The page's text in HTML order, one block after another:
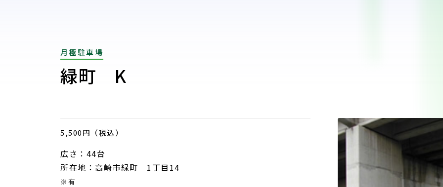
月極駐車場
緑町 K
5,500円（税込）
広さ：44台
所在地：高崎市緑町 1丁目14
※有